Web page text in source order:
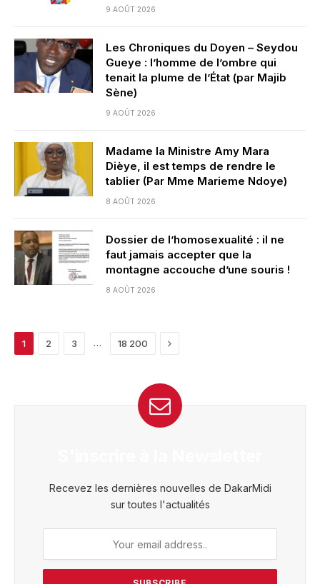
9 AOÛT 2026
Les Chroniques du Doyen – Seydou
Gueye : l’homme de l’ombre qui
tenait la plume de l’État (par Majib
Sène)
9 AOÛT 2026
Madame la Ministre Amy Mara
Dièye, il est temps de rendre le
tablier (Par Mme Marieme Ndoye)
8 AOÛT 2026
Dossier de l’homosexualité : il ne
faut jamais accepter que la
montagne accouche d’une souris !
8 AOÛT 2026
1 2 3 … 18 200 Next
Recevez les dernières nouvelles de DakarMidi
sur toutes l'actualités